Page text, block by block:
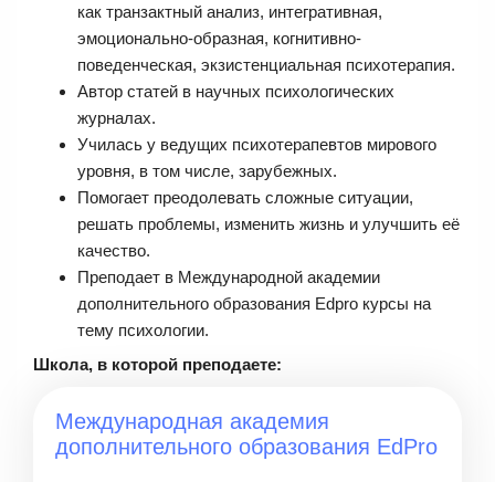
как транзактный анализ, интегративная,
эмоционально-образная, когнитивно-
поведенческая, экзистенциальная психотерапия.
Автор статей в научных психологических
журналах.
Училась у ведущих психотерапевтов мирового
уровня, в том числе, зарубежных.
Помогает преодолевать сложные ситуации,
решать проблемы, изменить жизнь и улучшить её
качество.
Преподает в Международной академии
дополнительного образования Edpro курсы на
тему психологии.
Школа, в которой преподаете:
Международная академия
дополнительного образования EdPro